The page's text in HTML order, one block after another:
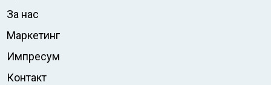
За нас
Маркетинг
Импресум
Контакт